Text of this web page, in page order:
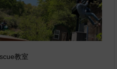
教室